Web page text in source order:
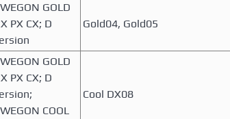
GOLD
PX CX; D
Gold04, Gold05
GOLD
PX CX; D
COOL
Cool DX08